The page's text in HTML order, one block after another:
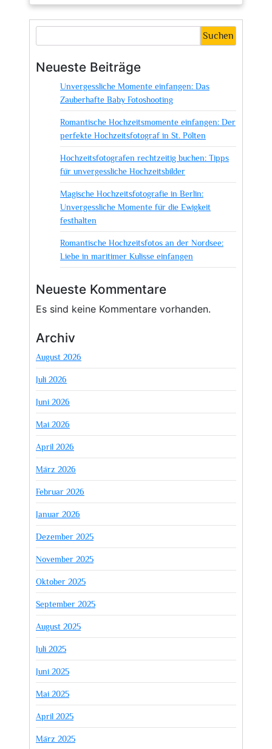
Ein
Leitfaden
Fotografieren
dieses
magischen
Phänomens
Suchen
Neueste Beiträge
Unvergessliche Momente einfangen: Das
Zauberhafte Baby Fotoshooting
Romantische Hochzeitsmomente einfangen: Der
perfekte Hochzeitsfotograf in St. Pölten
Hochzeitsfotografen rechtzeitig buchen: Tipps
für unvergessliche Hochzeitsbilder
Magische Hochzeitsfotografie in Berlin:
Unvergessliche Momente für die Ewigkeit
festhalten
Romantische Hochzeitsfotos an der Nordsee:
Liebe in maritimer Kulisse einfangen
Neueste Kommentare
Es sind keine Kommentare vorhanden.
Archiv
August 2026
Juli 2026
Juni 2026
Mai 2026
April 2026
März 2026
Februar 2026
Januar 2026
Dezember 2025
November 2025
Oktober 2025
September 2025
August 2025
Juli 2025
Juni 2025
Mai 2025
April 2025
März 2025